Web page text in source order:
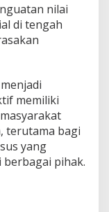
nilai
di tengah
memiliki
terutama bagi
yang
pihak.